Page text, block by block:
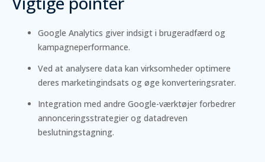
Google Analytics giver indsigt i brugeradfærd og
kampagneperformance.
Ved at analysere data kan virksomheder optimere
deres marketingindsats og øge konverteringsrater.
Integration med andre Google-værktøjer forbedrer
annonceringsstrategier og datadreven
beslutningstagning.